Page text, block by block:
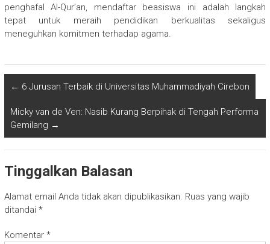
penghafal Al-Qur’an, mendaftar beasiswa ini adalah langkah
tepat untuk meraih pendidikan berkualitas sekaligus
meneguhkan komitmen terhadap agama.
← 6 Jurusan Terbaik di Universitas Muhammadiyah Cirebon
Micky van de Ven: Nasib Kurang Berpihak di Tengah Performa
Gemilang →
Tinggalkan Balasan
Alamat email Anda tidak akan dipublikasikan. Ruas yang wajib
ditandai *
Komentar *